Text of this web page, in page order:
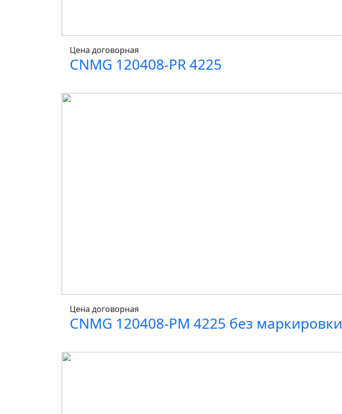
Цена договорная
CNMG 120408-PR 4225
Цена договорная
CNMG 120408-PM 4225 без маркировки